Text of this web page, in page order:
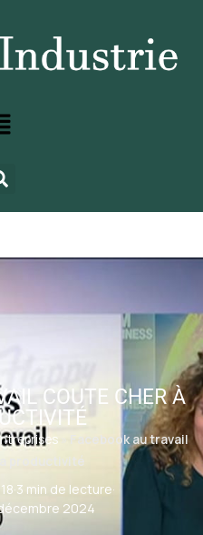
COUTE CHER À
Facebook au travail
productivité
·3 min de lecture·
2024